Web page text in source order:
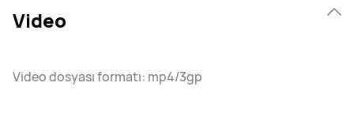
Video
Video dosyası formatı: mp4/3gp